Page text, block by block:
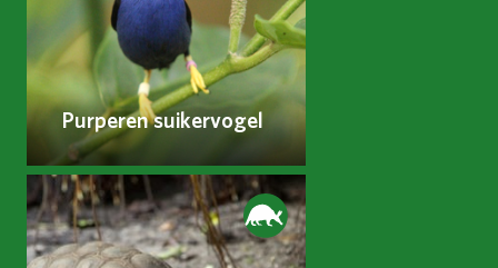
Purperen suikervogel